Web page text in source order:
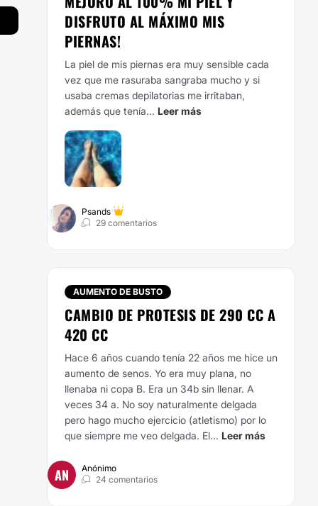
DISFRUTO AL MÁXIMO MIS
PIERNAS!
La piel de mis piernas era muy sensible cada
vez que me rasuraba sangraba mucho y si
usaba cremas depilatorias me irritaban,
además que tenía... Leer más
Psands
29 comentarios
AUMENTO DE BUSTO
CAMBIO DE PROTESIS DE 290 CC A
420 CC
Hace 6 años cuando tenía 22 años me hice un
aumento de senos. Yo era muy plana, no
llenaba ni copa B. Era un 34b sin llenar. A
veces 34 a. No soy naturalmente delgada
pero hago mucho ejercicio (atletismo) por lo
que siempre me veo delgada. El... Leer más
AN
Anónimo
24 comentarios